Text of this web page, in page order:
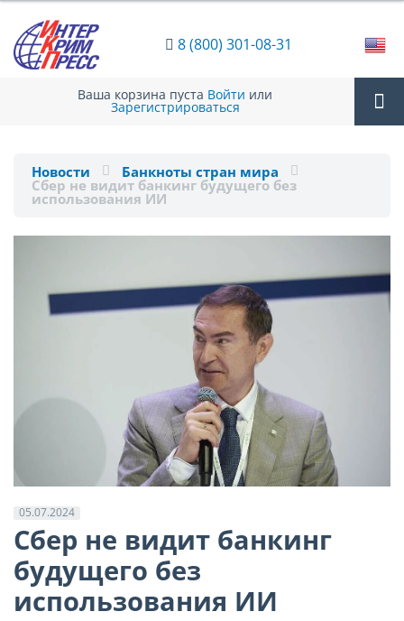
8 (800) 301-08-31
Ваша корзина пуста Войти или
Зарегистрироваться
Новости Банкноты стран мира
Сбер не видит банкинг будущего без
использования ИИ
05.07.2024
Сбер не видит банкинг
будущего без
использования ИИ